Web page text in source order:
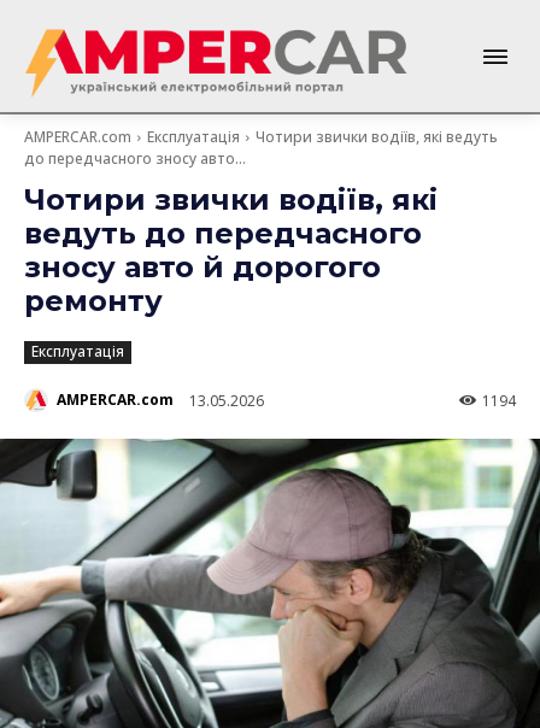
AMPERCAR.com Експлуатація
Чотири звички водіїв, які ведуть
до передчасного зносу авто...
Чотири звички водіїв, які
ведуть до передчасного
зносу авто й дорогого
ремонту
Експлуатація
AMPERCAR.com 13.05.2026 1194